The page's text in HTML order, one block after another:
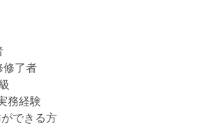
修了者
務経験
できる方